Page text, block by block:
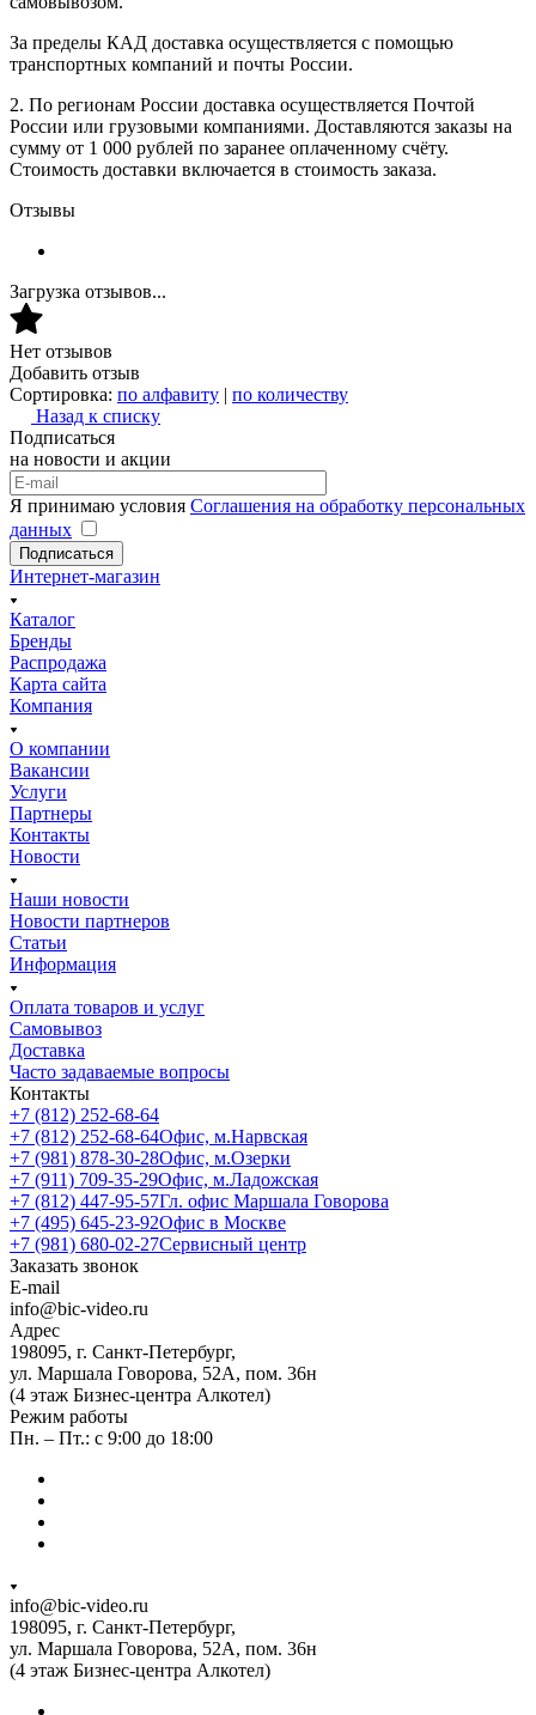
За пределы КАД доставка осуществляется с помощью
транспортных компаний и почты России.
2. По регионам России доставка осуществляется Почтой
России или грузовыми компаниями. Доставляются заказы на
сумму от 1 000 рублей по заранее оплаченному счёту.
Стоимость доставки включается в стоимость заказа.
Отзывы
Загрузка отзывов...
Нет отзывов
Добавить отзыв
Сортировка: по алфавиту | по количеству
Назад к списку
Подписаться
на новости и акции
Я принимаю условия Соглашения на обработку персональных
данных
Подписаться
Интернет-магазин
Каталог
Бренды
Распродажа
Карта сайта
Компания
О компании
Вакансии
Услуги
Партнеры
Контакты
Новости
Наши новости
Новости партнеров
Статьи
Информация
Оплата товаров и услуг
Самовывоз
Доставка
Часто задаваемые вопросы
Контакты
+7 (812) 252-68-64
+7 (812) 252-68-64Офис, м.Нарвская
+7 (981) 878-30-28Офис, м.Озерки
+7 (911) 709-35-29Офис, м.Ладожская
+7 (812) 447-95-57Гл. офис Маршала Говорова
+7 (495) 645-23-92Офис в Москве
+7 (981) 680-02-27Сервисный центр
Заказать звонок
E-mail
info@bic-video.ru
Адрес
198095, г. Санкт-Петербург,
ул. Маршала Говорова, 52А, пом. 36н
(4 этаж Бизнес-центра Алкотел)
Режим работы
Пн. – Пт.: с 9:00 до 18:00
info@bic-video.ru
198095, г. Санкт-Петербург,
ул. Маршала Говорова, 52А, пом. 36н
(4 этаж Бизнес-центра Алкотел)